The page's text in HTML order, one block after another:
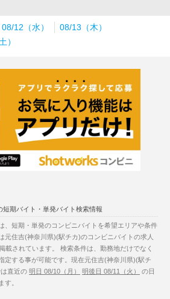
08/12（水）
08/13（木）
）
短期バイト・単発バイト検索情報
、短期・単発のコンビニバイトを希望エリアや条件
元住吉(神奈川県)(駅チカ)のコンビニバイトの求人
載されています。 検索条件は、勤務地だけでなく
定する事が可能です。現在元住吉(神奈川県)(駅チ
直近の 明日 08/10（月） 明後日 08/11（火）
の日
す。